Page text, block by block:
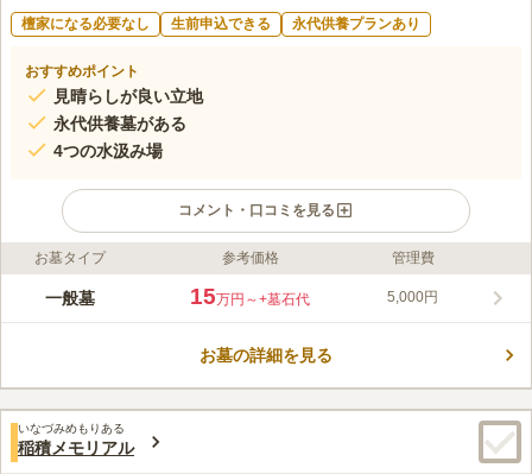
檀家になる必要なし 生前申込できる 永代供養プランあり
おすすめポイント
見晴らしが良い立地
永代供養墓がある
4つの水汲み場
コメント・口コミを見る
ライフドット編集部のコメント
生前の申し込みが可能で永代供養墓もあります。 継承者がいな
骨から13年間は個別の供養、その後「モニュメント墓」での永代
ん。
口コミ評価
この霊園はまだ誰からも評価されていません。
お墓タイプ 参考価格 管理費
一般墓 15万円～+墓石代 5,000円
お墓の詳細を見る
いなづみめもりある
稲積メモリアル